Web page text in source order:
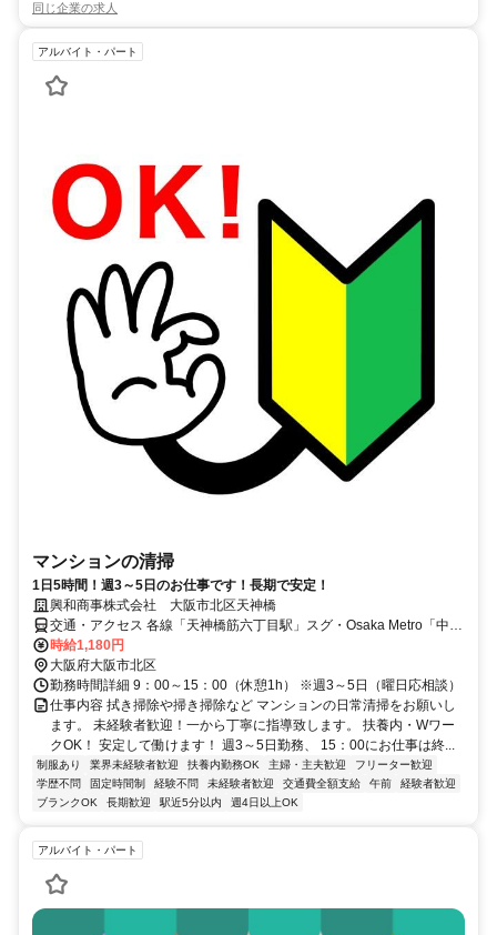
同じ企業の求人
アルバイト・パート
マンションの清掃
1日5時間！週3～5日のお仕事です！長期で安定！
興和商事株式会社 大阪市北区天神橋
交通・アクセス 各線「天神橋筋六丁目駅」スグ・Osaka Metro「中崎
町駅」徒歩12分
時給1,180円
大阪府大阪市北区
勤務時間詳細 9：00～15：00（休憩1h） ※週3～5日（曜日応相談）
仕事内容 拭き掃除や掃き掃除など マンションの日常清掃をお願いし
ます。 未経験者歓迎！一から丁寧に指導致します。 扶養内・Wワー
クOK！ 安定して働けます！ 週3～5日勤務、 15：00にお仕事は終...
制服あり 業界未経験者歓迎 扶養内勤務OK 主婦・主夫歓迎
フリーター歓迎
学歴不問
固定時間制 経験不問 未経験者歓迎 交通費全額支給 午前
経験者歓迎
ブランクOK
長期歓迎 駅近5分以内 週4日以上OK
アルバイト・パート